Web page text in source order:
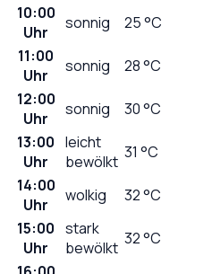
10:00
Uhr
sonnig 25°C
11:00
Uhr
sonnig 28°C
12:00
Uhr
sonnig 30°C
13:00
Uhr
leicht
bewölkt 31 °C
14:00
Uhr
wolkig 32°C
15:00
Uhr
stark
bewölkt 32°C